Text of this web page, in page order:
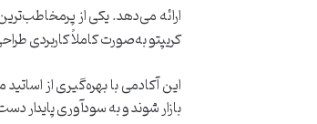
ارائه می‌دهد. یکی از
کریپتو به‌صورت کاملاً کاربردی
این آکادمی با بهره‌گیری از
بازار شوند و به سودآوری پایدار